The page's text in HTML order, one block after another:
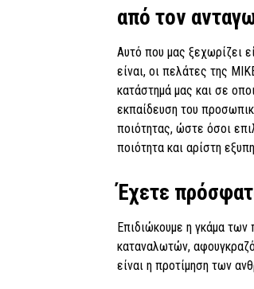
από τον
Αυτό που μας ξεχωρίζει
είναι, οι πελάτες της
κατάστημά μας και σε
εκπαίδευση του
ποιότητας, ώστε όσοι
ποιότητα και αρίστη
Έχετε
Επιδιώκουμε η γκάμα
καταναλωτών,
είναι η προτίμηση των